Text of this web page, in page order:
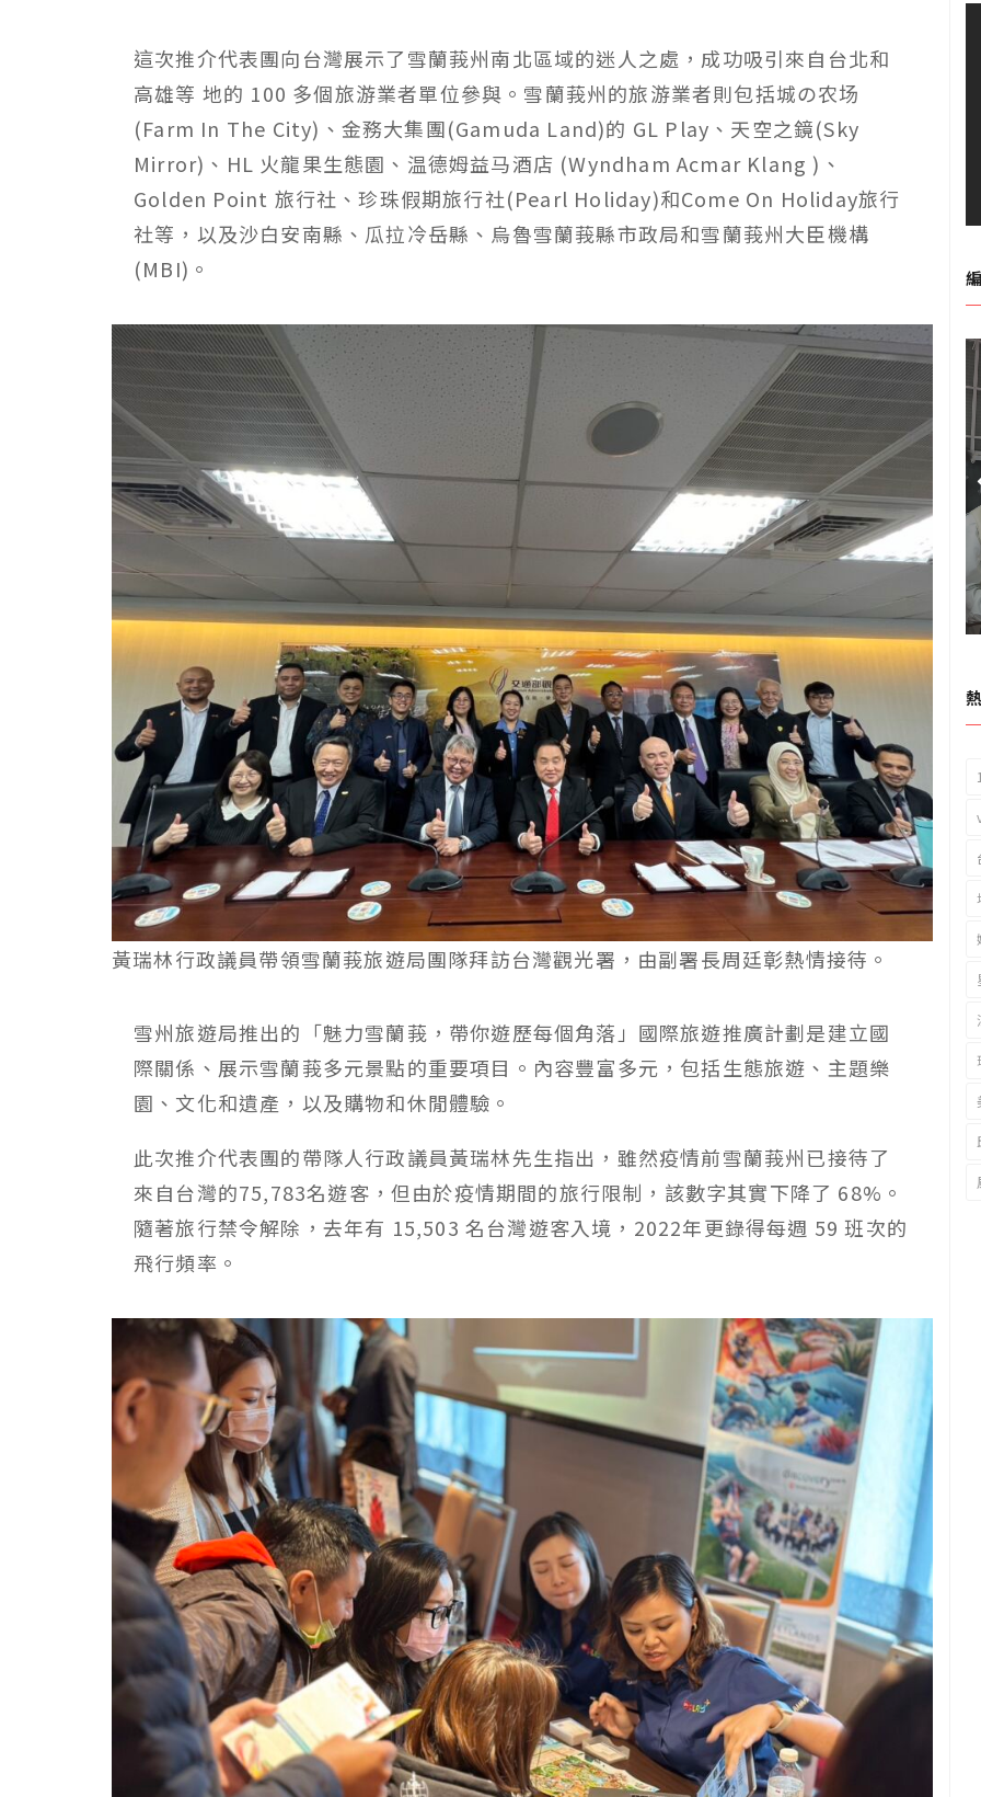
這次推介代表團向台灣展示了雪蘭莪州南北區域的迷人之處，成功吸引來自台北和
高雄等 地的 100 多個旅游業者單位參與。雪蘭莪州的旅游業者則包括城の农场
(Farm In The City) 、金務大集團(Gamuda Land)的 GL Play 、天空之鏡(Sky
Mirror) 、 HL 火龍果生態園、温德姆益马酒店 (Wyndham Acmar Klang ) 、
Golden Point 旅行社、珍珠假期旅行社(Pearl Holiday)和Come On Holiday旅行
社等，以及沙白安南縣、瓜拉冷岳縣、烏魯雪蘭莪縣市政局和雪蘭莪州大臣機構
(MBI) 。
黃瑞林行政議員帶領雪蘭莪旅遊局團隊拜訪台灣觀光署，由副署長周廷彰熱情接待。
雪州旅遊局推出的「魅力雪蘭莪，帶你遊歷每個角落」國際旅遊推廣計劃是建立國
際關係、展示雪蘭莪多元景點的重要項目。內容豐富多元，包括生態旅遊、主題樂
園、文化和遺產，以及購物和休閒體驗。
此次推介代表團的帶隊人行政議員黃瑞林先生指出，雖然疫情前雪蘭莪州已接待了
來自台灣的75,783名遊客，但由於疫情期間的旅行限制，該數字其實下降了 68% 。
隨著旅行禁令解除，去年有 15,503名台灣遊客入境， 2022年更錄得每週 59班次的
飛行頻率。